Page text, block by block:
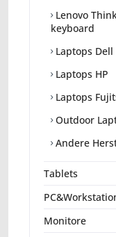
Lenovo
keyboard
Laptops Dell
Laptops HP
Laptops
Outdoor
Andere
Tablets
Monitore